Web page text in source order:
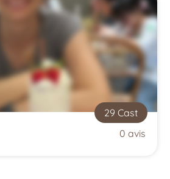
29 Cast
0 avis